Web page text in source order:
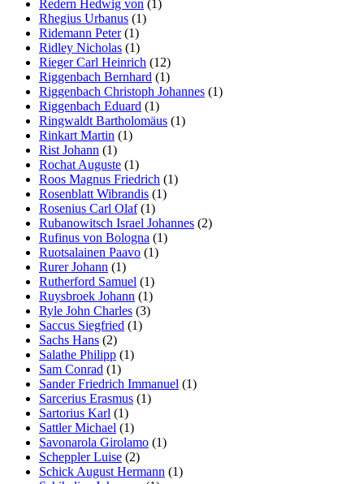
Redern Hedwig von (1)
Rhegius Urbanus (1)
Ridemann Peter(1)
Ridley Nicholas (1)
Rieger Carl Heinrich (12)
Riggenbach Bernhard (1)
Riggenbach Christoph Johannes (1)
Riggenbach Eduard (1)
Ringwaldt Bartholomäus (1)
Rinkart Martin (1)
Rist Johann (1)
Rochat Auguste (1)
Roos Magnus Friedrich (1)
Rosenblatt Wibrandis (1)
Rosenius Carl Olaf(1)
Rubanowitsch Israel Johannes (2)
Rufinus von Bologna (1)
Ruotsalainen Paavo (1)
Rurer Johann (1)
Rutherford Samuel (1)
Ruysbroek Johann (1)
Ryle John Charles (3)
Saccus Siegfried (1)
Sachs Hans (2)
Salathe Philipp (1)
Sam Conrad (1)
Sander Friedrich Immanuel (1)
Sarcerius Erasmus (1)
Sartorius Karl (1)
Sattler Michael (1)
Savonarola Girolamo (1)
Scheppler Luise (2)
Schick August Hermann (1)